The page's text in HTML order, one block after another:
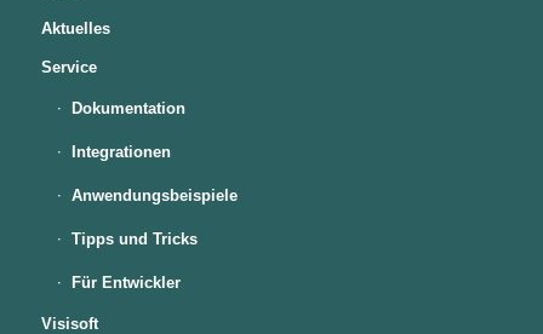
Aktuelles
Service
Dokumentation
Integrationen
Anwendungsbeispiele
Tipps und Tricks
Für Entwickler
Visisoft